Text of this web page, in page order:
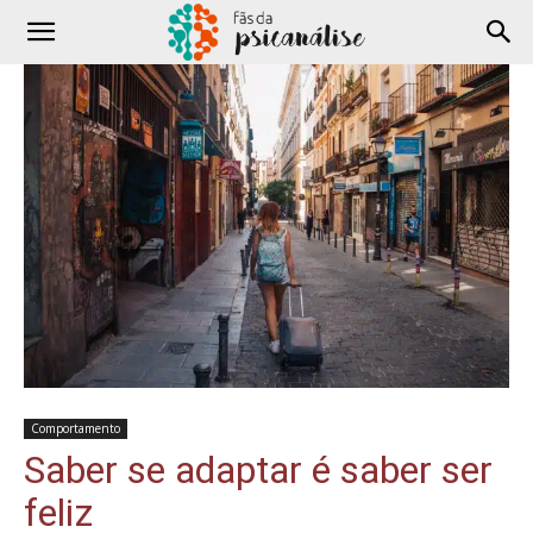
Comportamento
Saber se adaptar é saber ser
feliz